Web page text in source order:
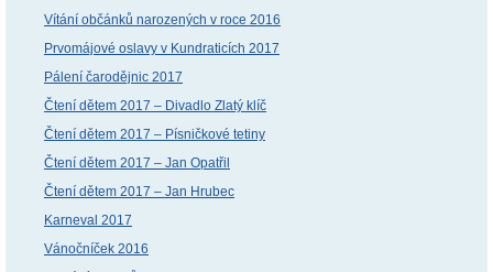
Vítání občánků narozených v roce 2016
Prvomájové oslavy v Kundraticích 2017
Pálení čarodějnic 2017
Čtení dětem 2017 – Divadlo Zlatý klíč
Čtení dětem 2017 – Písničkové tetiny
Čtení dětem 2017 – Jan Opatřil
Čtení dětem 2017 – Jan Hrubec
Karneval 2017
Vánočníček 2016